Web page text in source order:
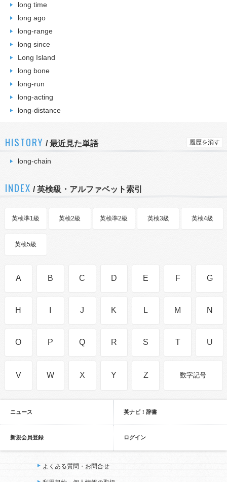
long time
long ago
long-range
long since
Long Island
long bone
long-run
long-acting
long-distance
HISTORY /最近見た単語 履歴を消す
long-chain
INDEX / 英検級・アルファベット索引
英検準1級 英検2級 英検準2級 英検3級 英検4級
英検5級
A B C D E F G
H J K L M N
O P Q R S T U
V W X Y Z 数字記号
ニュース 英ナビ！辞書
新規会員登録 ログイン
よくある質問・お問合せ